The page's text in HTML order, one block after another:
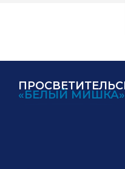
«БЕЛЫЙ МИШКА»